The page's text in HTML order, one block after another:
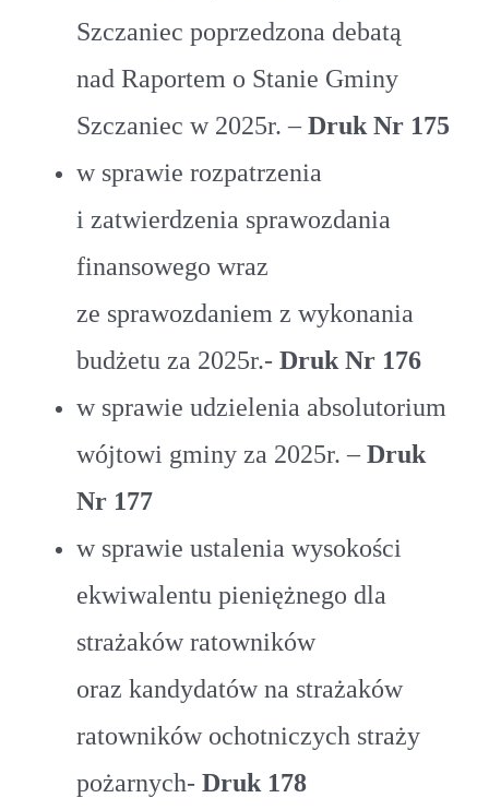
Szczaniec poprzedzona debatą
nad Raportem o Stanie Gminy
Szczaniec w 2025r. –Druk Nr 175
w sprawie rozpatrzenia
i zatwierdzenia sprawozdania
finansowego wraz
ze sprawozdaniem z wykonania
budżetu za 2025r.- Druk Nr 176
w sprawie udzielenia absolutorium
wójtowi gminy za 2025r. –Druk
Nr 177
w sprawie ustalenia wysokości
ekwiwalentu pieniężnego dla
strażaków ratowników
oraz kandydatów na strażaków
ratowników ochotniczych straży
pożarnych- Druk 178